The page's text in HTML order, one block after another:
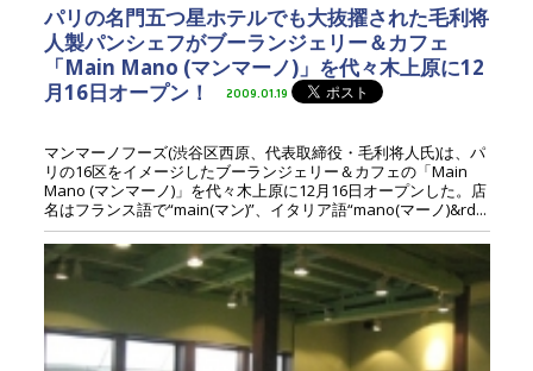
パリの名門五つ星ホテルでも大抜擢された毛利将
人製パンシェフがブーランジェリー＆カフェ
「Main Mano (マンマーノ)」を代々木上原に12
月16日オープン！
2009.01.19
マンマーノフーズ(渋谷区西原、代表取締役・毛利将人氏)は、パ
リの16区をイメージしたブーランジェリー＆カフェの「Main
Mano (マンマーノ)」を代々木上原に12月16日オープンした。店
名はフランス語で“main(マン)”、イタリア語“mano(マーノ)&rd...